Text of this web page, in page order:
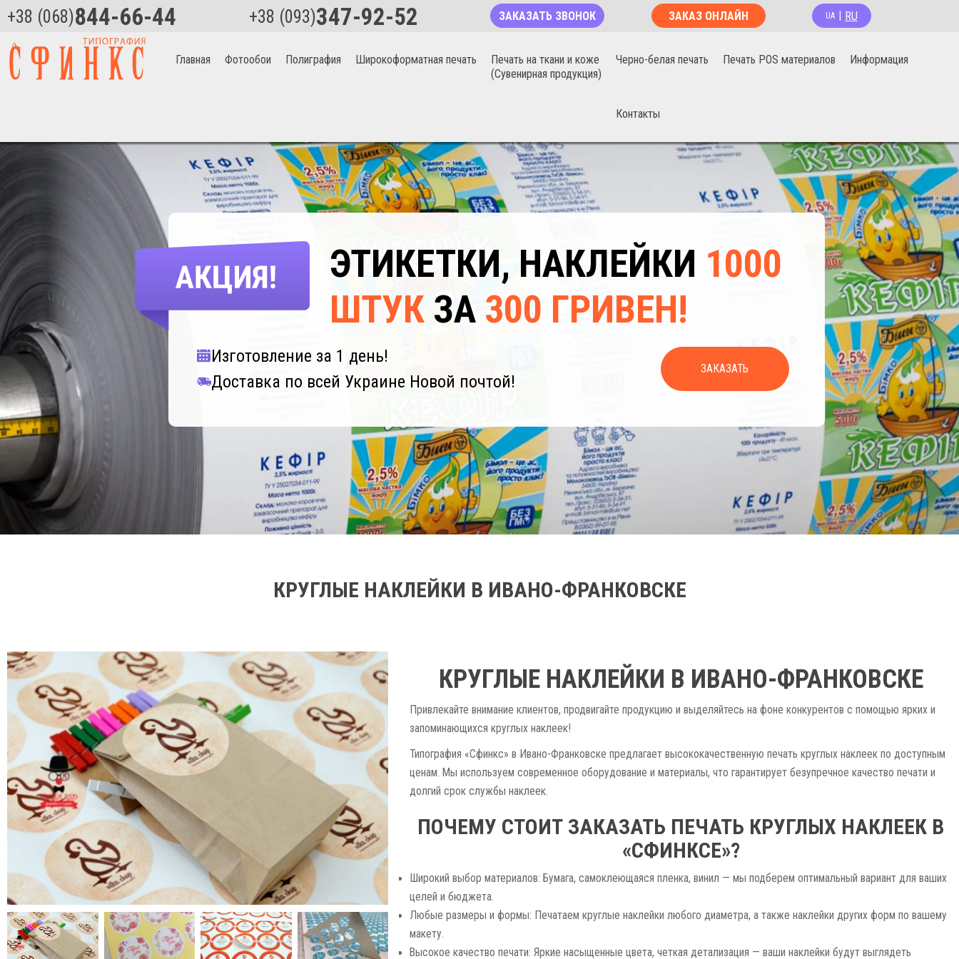
+38 (068)844-66-44 +38 (093)347-92-52 ЗАКАЗАТЬ ЗВОНОК ЗАКАЗ ОНЛАЙН UA RU
Главная Фотообои Полиграфия Широкоформатная печать
Печать на ткани и коже
(Сувенирная продукция)
Черно-белая печать Печать POS материалов Информация
Контакты
ЭТИКЕТКИ, НАКЛЕЙКИ 1000
ШТУКЗА 300 ГРИВЕН!
Изготовление за 1 день!
Доставка по всей Украине Новой почтой!
ЗАКАЗАТЬ
КРУГЛЫЕ НАКЛЕЙКИ В ИВАНО-ФРАНКОВСКЕ
КРУГЛЫЕ НАКЛЕЙКИ В ИВАНО-ФРАНКОВСКЕ
Привлекайте внимание клиентов, продвигайте продукцию и выделяйтесь на фоне конкурентов с помощью ярких и
запоминающихся круглых наклеек!
Типография «Сфинкс» в Ивано-Франковске предлагает высококачественную печать круглых наклеек по доступным
ценам. Мы используем современное оборудование и материалы, что гарантирует безупречное качество печати и
долгий срок службы наклеек.
ПОЧЕМУ СТОИТ ЗАКАЗАТЬ ПЕЧАТЬ КРУГЛЫХ НАКЛЕЕК В
«СФИНКСЕ»?
Широкий выбор материалов: Бумага, самоклеющаяся пленка, винил — мы подберем оптимальный вариант для ваших
целей и бюджета.
Любые размеры и формы: Печатаем круглые наклейки любого диаметра, а также наклейки других форм по вашему
макету.
Высокое качество печати: Яркие насыщенные цвета, четкая детализация — ваши наклейки будут выглядеть